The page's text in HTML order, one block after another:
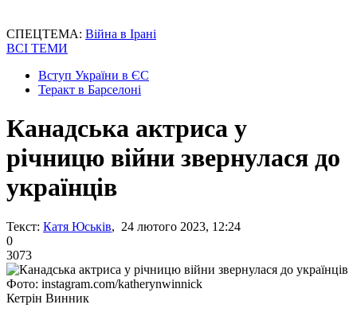
СПЕЦТЕМА: Війна в Ірані
ВСІ ТЕМИ
Вступ України в ЄС
Теракт в Барселоні
Канадська актриса у
річницю війни звернулася до
українців
Текст: Катя Юськів, 24 лютого 2023, 12:24
0
3073
Фото: instagram.com/katherynwinnick
Кетрін Винник